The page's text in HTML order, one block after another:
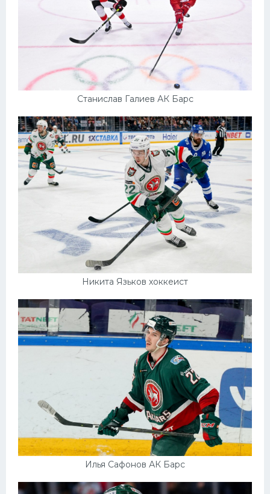
Станислав Галиев АК Барс
Никита Язьков хоккеист
Илья Сафонов АК Барс